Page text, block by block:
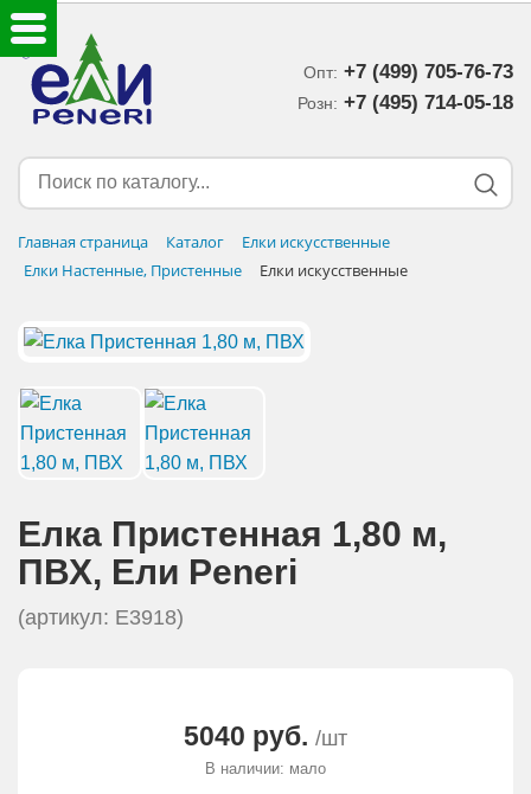
Опт: +7 (499) 705-76-73
Розн: +7 (495) 714-05-18‬
Главная страница Каталог
Елки искусственные
Елки Настенные, Пристенные
Елки искусственные
Елка Пристенная 1,80 м,
ПВХ, Eли Peneri
(артикул: E3918)
5040 руб. /шт
В наличии: мало
ЕЛКИ ИСКУССТВЕННЫЕ
ЕЛОЧНЫЕ УКРАШЕНИЯ
НОВОГОДНИЙ ДЕКОР
ДОСТАВКА В РЕГИОНЫ
ДОСТАВКА
АКЦИИ И ПОДАРКИ
РЕКВИЗИТЫ